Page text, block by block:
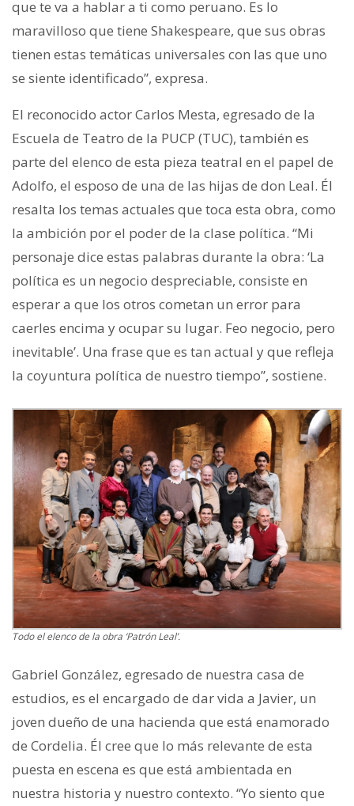
que te va a hablar a ti como peruano. Es lo
maravilloso que tiene Shakespeare, que sus obras
tienen estas temáticas universales con las que uno
se siente identificado”, expresa.
El reconocido actor Carlos Mesta, egresado de la
Escuela de Teatro de la PUCP (TUC), también es
parte del elenco de esta pieza teatral en el papel de
Adolfo, el esposo de una de las hijas de don Leal. Él
resalta los temas actuales que toca esta obra, como
la ambición por el poder de la clase política. “Mi
personaje dice estas palabras durante la obra: ‘La
política es un negocio despreciable, consiste en
esperar a que los otros cometan un error para
caerles encima y ocupar su lugar. Feo negocio, pero
inevitable’. Una frase que es tan actual y que refleja
la coyuntura política de nuestro tiempo”, sostiene.
Todo el elenco de la obra ‘Patrón Leal’.
Gabriel González, egresado de nuestra casa de
estudios, es el encargado de dar vida a Javier, un
joven dueño de una hacienda que está enamorado
de Cordelia. Él cree que lo más relevante de esta
puesta en escena es que está ambientada en
nuestra historia y nuestro contexto. “Yo siento que